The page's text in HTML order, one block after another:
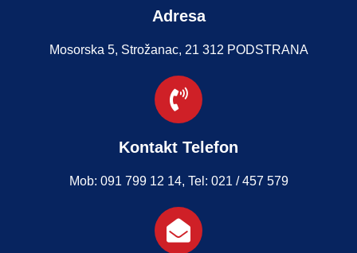
Adresa
Mosorska 5, Strožanac, 21 312 PODSTRANA
Kontakt Telefon
Mob: 091 799 12 14, Tel: 021 / 457 579